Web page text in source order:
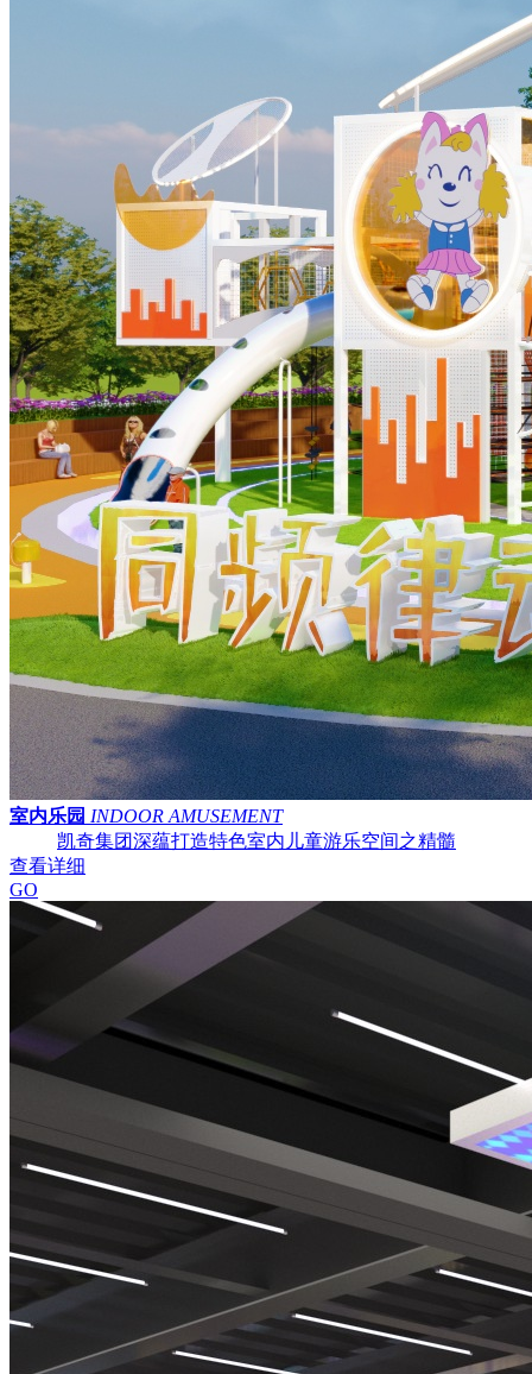
室内乐园 INDOOR AMUSEMENT
凯奇集团深蕴打造特色室内儿童游乐空间之精髓
查看详细
GO